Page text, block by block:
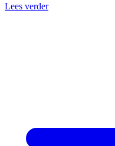
Lees verder